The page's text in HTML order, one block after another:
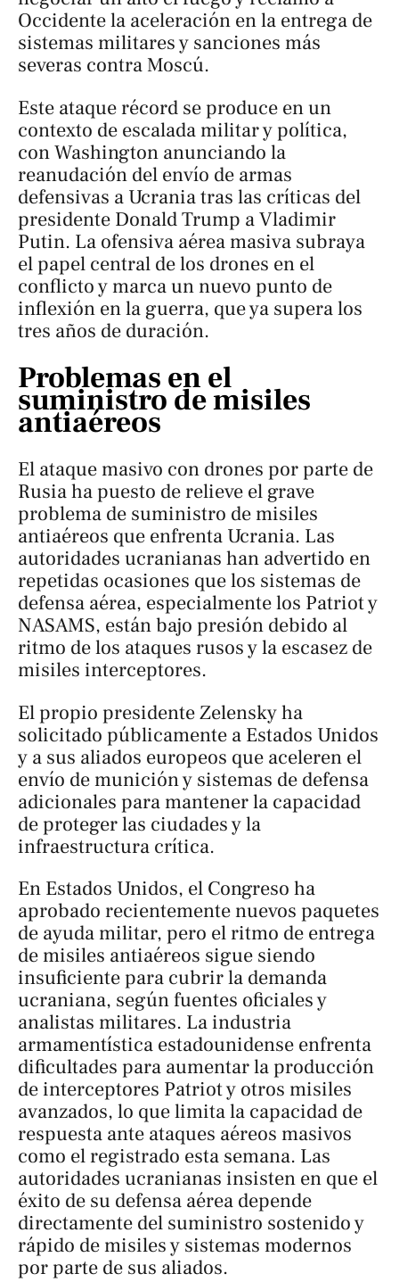
Occidente la aceleración en la entrega de
sistemas militares y sanciones más
severas contra Moscú.
Este ataque récord se produce en un
contexto de escalada militar y política,
con Washington anunciando la
reanudación del envío de armas
defensivas a Ucrania tras las críticas del
presidente Donald Trump a Vladimir
Putin. La ofensiva aérea masiva subraya
el papel central de los drones en el
conflicto y marca un nuevo punto de
inflexión en la guerra, que ya supera los
tres años de duración.
Problemas en el
suministro de misiles
antiaéreos
El ataque masivo con drones por parte de
Rusia ha puesto de relieve el grave
problema de suministro de misiles
antiaéreos que enfrenta Ucrania. Las
autoridades ucranianas han advertido en
repetidas ocasiones que los sistemas de
defensa aérea, especialmente los Patriot y
NASAMS, están bajo presión debido al
ritmo de los ataques rusos y la escasez de
misiles interceptores.
El propio presidente Zelensky ha
solicitado públicamente a Estados Unidos
y a sus aliados europeos que aceleren el
envío de munición y sistemas de defensa
adicionales para mantener la capacidad
de proteger las ciudades y la
infraestructura crítica.
En Estados Unidos, el Congreso ha
aprobado recientemente nuevos paquetes
de ayuda militar, pero el ritmo de entrega
de misiles antiaéreos sigue siendo
insuficiente para cubrir la demanda
ucraniana, según fuentes oficiales y
analistas militares. La industria
armamentística estadounidense enfrenta
dificultades para aumentar la producción
de interceptores Patriot y otros misiles
avanzados, lo que limita la capacidad de
respuesta ante ataques aéreos masivos
como el registrado esta semana. Las
autoridades ucranianas insisten en que el
éxito de su defensa aérea depende
directamente del suministro sostenido y
rápido de misiles y sistemas modernos
por parte de sus aliados.